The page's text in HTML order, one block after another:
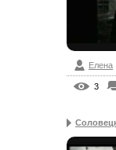
Елена
3